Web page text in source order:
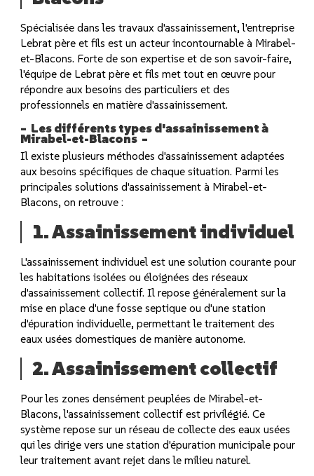
Spécialisée dans les travaux d'assainissement, l'entreprise
Lebrat père et fils est un acteur incontournable à Mirabel-
et-Blacons. Forte de son expertise et de son savoir-faire,
l'équipe de Lebrat père et fils met tout en œuvre pour
répondre aux besoins des particuliers et des
professionnels en matière d'assainissement.
Les différents types d'assainissement à
Mirabel-et-Blacons
Il existe plusieurs méthodes d'assainissement adaptées
aux besoins spécifiques de chaque situation. Parmi les
principales solutions d'assainissement à Mirabel-et-
Blacons, on retrouve :
1. Assainissement individuel
L'assainissement individuel est une solution courante pour
les habitations isolées ou éloignées des réseaux
d'assainissement collectif. Il repose généralement sur la
mise en place d'une fosse septique ou d'une station
d'épuration individuelle, permettant le traitement des
eaux usées domestiques de manière autonome.
2. Assainissement collectif
Pour les zones densément peuplées de Mirabel-et-
Blacons, l'assainissement collectif est privilégié. Ce
système repose sur un réseau de collecte des eaux usées
qui les dirige vers une station d'épuration municipale pour
leur traitement avant rejet dans le milieu naturel.